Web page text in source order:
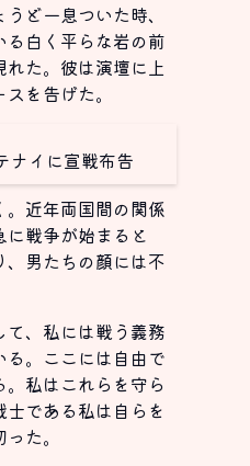
ど一息ついた時、
白く平らな岩の前
た。彼は演壇に上
を告げた。
ナイに宣戦布告
近年両国間の関係
戦争が始まると
、男たちの顔には不
て、私には戦う義務
る。ここには自由で
私はこれらを守ら
である私は自らを
た。